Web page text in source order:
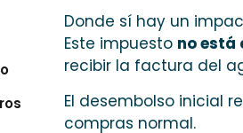
Donde sí hay un
Este impuesto no está
recibir la factura del
El desembolso inicial
compras normal.